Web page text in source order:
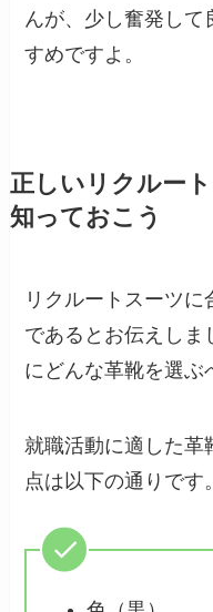
んが、少し奮発して
すめですよ。
正しいリクルー
知っておこう
リクルートスーツ
であるとお伝えしま
にどんな革靴を選ぶ
就職活動に適した革
点は以下の通りです。